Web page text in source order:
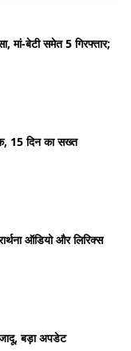
मां-बेटी समेत 5 गिरफ्तार;
15 दिन का सख्त
ऑडियो और लिरिक्स
बड़ा अपडेट